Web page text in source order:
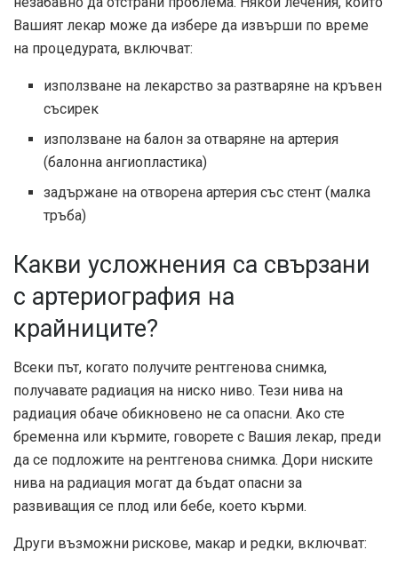
Вашият лекар може да избере да извърши по време
на процедурата, включват:
използване на лекарство за разтваряне на кръвен
съсирек
използване на балон за отваряне на артерия
(балонна ангиопластика)
задържане на отворена артерия със стент (малка
тръба)
Какви усложнения са свързани
с артериография на
крайниците?
Всеки път, когато получите рентгенова снимка,
получавате радиация на ниско ниво. Тези нива на
радиация обаче обикновено не са опасни. Ако сте
бременна или кърмите, говорете с Вашия лекар, преди
да се подложите на рентгенова снимка. Дори ниските
нива на радиация могат да бъдат опасни за
развиващия се плод или бебе, което кърми.
Други възможни рискове, макар и редки, включват: